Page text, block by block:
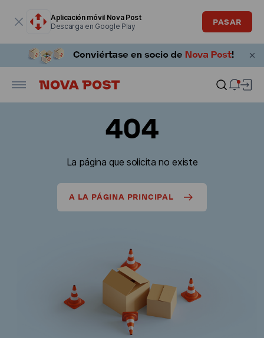
Aplicación móvil Nova Post
Descarga en Google Play
PASAR
404
La página que solicita no existe
A LA PÁGINA PRINCIPAL